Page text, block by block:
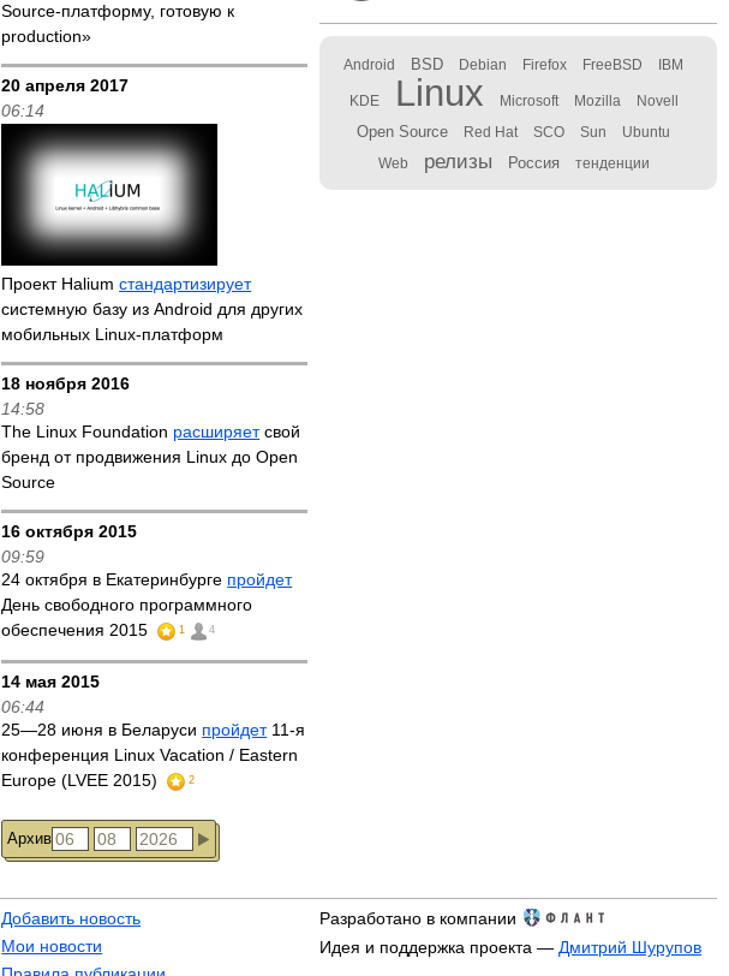
Source-платформу, готовую к
production»
20 апреля 2017
06:14
Проект Haliumстандартизирует
системную базу из Android для других
мобильных Linux-платформ
18 ноября 2016
14:58
The Linux Foundation расширяетсвой
бренд от продвижения Linux до Open
Source
16 октября 2015
09:59
24 октября в Екатеринбурге пройдет
День свободного программного
обеспечения 2015
1 4
14 мая 2015
06:44
25—28 июня в Беларуси пройдет11-я
конференция Linux Vacation / Eastern
Europe (LVEE 2015)
2
Архив
Android BSD Debian Firefox FreeBSD IBM
KDE Linux Microsoft Mozilla Novell
Open Source Red Hat SCO Sun Ubuntu
Web релизы Россия тенденции
Добавить новость
Мои новости
Разработано в компании
Идея и поддержка проекта — Дмитрий Шурупов